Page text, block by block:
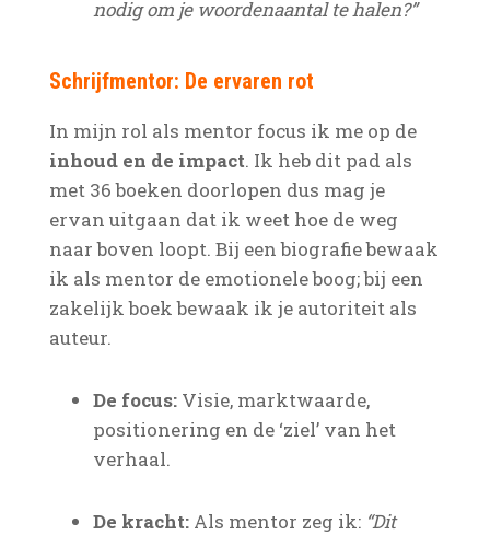
nodig om je woordenaantal te halen?”
Schrijfmentor: De ervaren rot
In mijn rol als mentor focus ik me op de
inhoud en de impact. Ik heb dit pad als
met 36 boeken doorlopen dus mag je
ervan uitgaan dat ik weet hoe de weg
naar boven loopt. Bij een biografie bewaak
ik als mentor de emotionele boog; bij een
zakelijk boek bewaak ik je autoriteit als
auteur.
De focus:Visie, marktwaarde,
positionering en de ‘ziel’ van het
verhaal.
De kracht:Als mentor zeg ik: “Dit